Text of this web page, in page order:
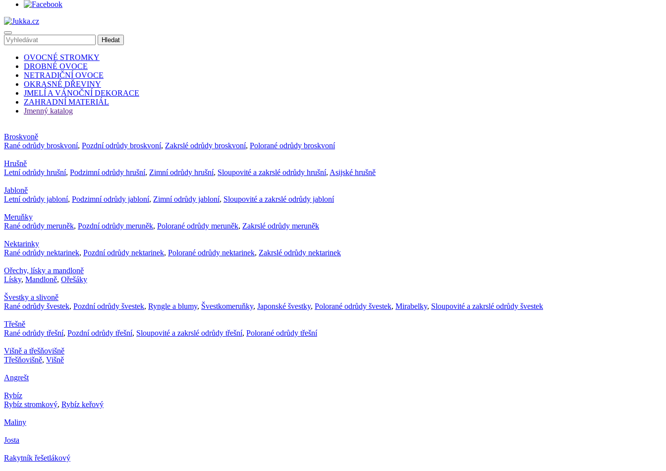
OVOCNÉ STROMKY
DROBNÉ OVOCE
NETRADIČNÍ OVOCE
OKRASNÉ DŘEVINY
JMELÍ A VÁNOČNÍ DEKORACE
ZAHRADNÍ MATERIÁL
Jmenný katalog
Broskvoně
Rané odrůdy broskvoní, Pozdní odrůdy broskvoní, Zakrslé odrůdy broskvoní, Polorané odrůdy broskvoní
Hrušně
Letní odrůdy hrušní, Podzimní odrůdy hrušní, Zimní odrůdy hrušní, Sloupovité a zakrslé odrůdy hrušní, Asijské hrušně
Jabloně
Letní odrůdy jabloní, Podzimní odrůdy jabloní, Zimní odrůdy jabloní, Sloupovité a zakrslé odrůdy jabloní
Meruňky
Rané odrůdy meruněk, Pozdní odrůdy meruněk, Polorané odrůdy meruněk, Zakrslé odrůdy meruněk
Nektarinky
Rané odrůdy nektarinek, Pozdní odrůdy nektarinek, Polorané odrůdy nektarinek, Zakrslé odrůdy nektarinek
Ořechy, lísky a mandloně
Lísky, Mandloně, Ořešáky
Švestky a slivoně
Rané odrůdy švestek, Pozdní odrůdy švestek, Ryngle a blumy, Švestkomeruňky, Japonské švestky, Polorané odrůdy švestek, Mirabelky, Sloupovité a zakrslé odrůdy švestek
Třešně
Rané odrůdy třešní, Pozdní odrůdy třešní, Sloupovité a zakrslé odrůdy třešní, Polorané odrůdy třešní
Višně a třešňovišně
Třešňovišně, Višně
Angrešt
Rybíz
Rybíz stromkový, Rybíz keřový
Maliny
Josta
Rakytník řešetlákový